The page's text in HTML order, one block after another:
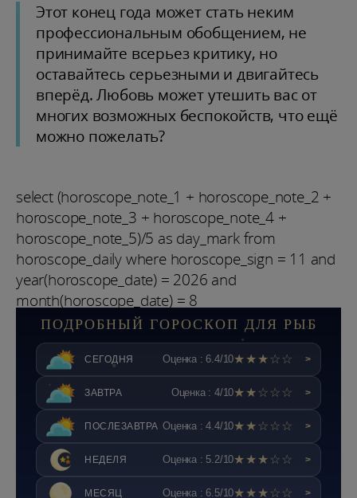
Этот конец года может стать неким
профессиональным обобщением, не
принимайте всерьез критику, но
оставайтесь серьезными и двигайтесь
вперёд. Любовь может утешить вас от
многих возможных беспокойств, что ещё
можно пожелать?
select (horoscope_note_1 + horoscope_note_2 +
horoscope_note_3 + horoscope_note_4 +
horoscope_note_5)/5 as day_mark from
horoscope_daily where horoscope_sign = 11 and
year(horoscope_date) = 2026 and
month(horoscope_date) = 8
ПОДРОБНЫЙ ГОРОСКОП ДЛЯ РЫБ
СЕГОДНЯ Оценка : 6.4/10★★★☆☆ >
ЗАВТРА Оценка : 4/10★★☆☆☆ >
ПОСЛЕЗАВТРА Оценка : 4.4/10★★☆☆☆ >
НЕДЕЛЯ Оценка : 5.2/10★★★☆☆ >
МЕСЯЦ Оценка : 6.5/10★★★☆☆ >